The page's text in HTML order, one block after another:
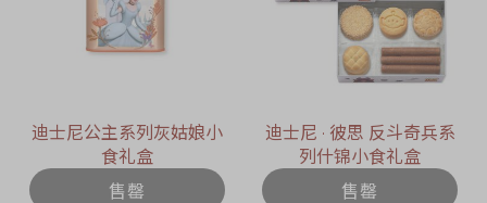
迪士尼公主系列灰姑娘小
食礼盒
售罄
迪士尼 ∙ 彼思 反斗奇兵系
列什锦小食礼盒
售罄